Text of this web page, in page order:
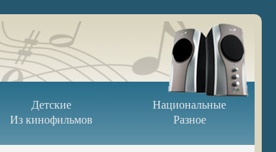
Детские
Национальные
Из кинофильмов Разное